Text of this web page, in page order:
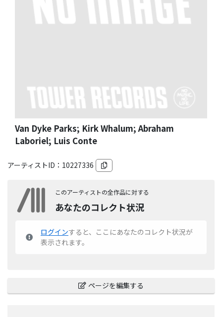
Van Dyke Parks; Kirk Whalum; Abraham
Laboriel; Luis Conte
アーティストID： 10227336
このアーティストの全作品に対する
あなたのコレクト状況
ログインすると、ここにあなたのコレクト状況が
表示されます。
ページを編集する